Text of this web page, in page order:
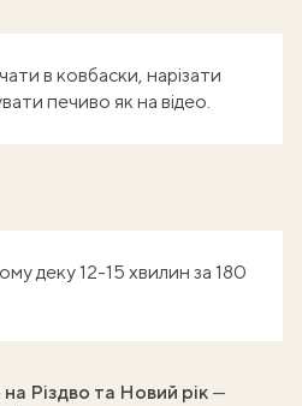
в ковбаски, нарізати
печиво як на відео.
деку 12-15 хвилин за 180
на Різдво та Новий рік —